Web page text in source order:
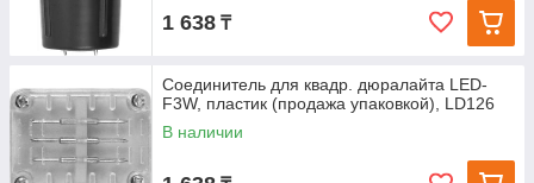
1 638 ₸
Соединитель для квадр. дюралайта LED-
F3W, пластик (продажа упаковкой), LD126
В наличии